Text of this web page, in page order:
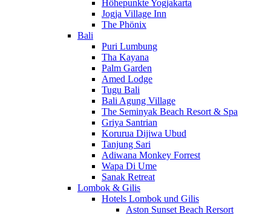
Höhepunkte Yogjakarta
Jogja Village Inn
The Phönix
Bali
Puri Lumbung
Tha Kayana
Palm Garden
Amed Lodge
Tugu Bali
Bali Agung Village
The Seminyak Beach Resort & Spa
Griya Santrian
Korurua Dijiwa Ubud
Tanjung Sari
Adiwana Monkey Forrest
Wapa Di Ume
Sanak Retreat
Lombok & Gilis
Hotels Lombok und Gilis
Aston Sunset Beach Rersort